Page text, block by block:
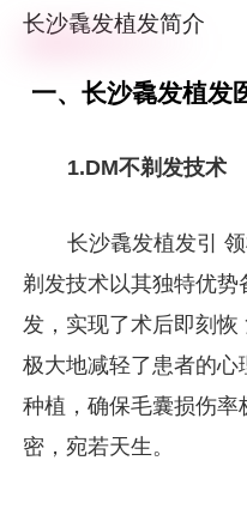
时也是湖南省中 西医结合学会
发植发创 始人米全印院长领
业内多名具有三 甲医院专项
打造以特色专项医学植发、
八大植发保 障体系，严格
\"（术前科学精 准检测头皮
果和安 全。
长沙毳发植发简介
一、长沙毳发植发
1.DM不剃发技术
长沙毳发植发引
剃发技术以其独特优势
发，实现了术后即刻恢
极大地减轻了患者的
种植，确保毛囊损伤
密，宛若天生。